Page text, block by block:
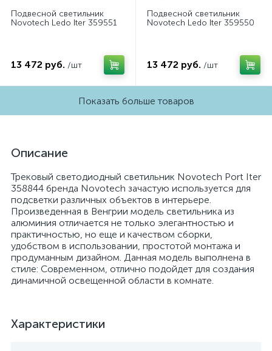
Подвесной светильник
Novotech Ledo Iter 359551
13 472 руб. /шт
Подвесной светильник
Novotech Ledo Iter 359550
13 472 руб. /шт
Показать больше товаров
Описание
Трековый светодиодный светильник Novotech Port Iter
358844 бренда Novotech зачастую используется для
подсветки различных объектов в интерьере.
Произведенная в Венгрии модель светильника из
алюминия отличается не только элегантностью и
практичностью, но еще и качеством сборки,
удобством в использовании, простотой монтажа и
продуманным дизайном. Данная модель выполнена в
стиле: Современном, отлично подойдет для создания
динамичной освещенной области в комнате.
Характеристики